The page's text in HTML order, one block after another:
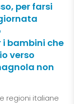
per farsi
bambini che
verso
non
regioni italiane